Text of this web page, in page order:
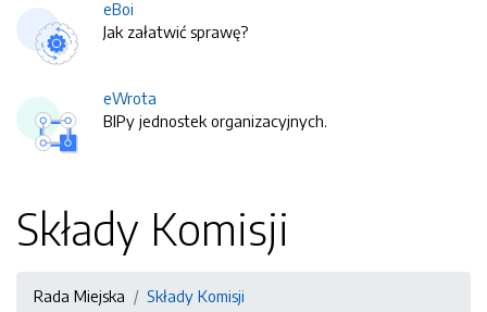
eBoi
Jak załatwić sprawę?
eWrota
BIPy jednostek organizacyjnych.
Składy Komisji
Rada Miejska Składy Komisji